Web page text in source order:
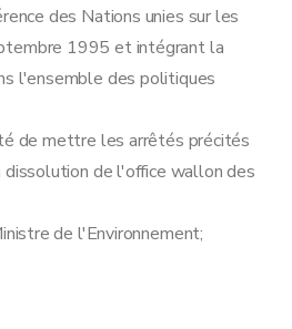
des Nations unies sur les
1995 et intégrant la
l'ensemble des politiques
de mettre les arrêtés précités
dissolution de l'office wallon des
de l'Environnement;